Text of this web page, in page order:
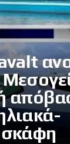
σκάφη